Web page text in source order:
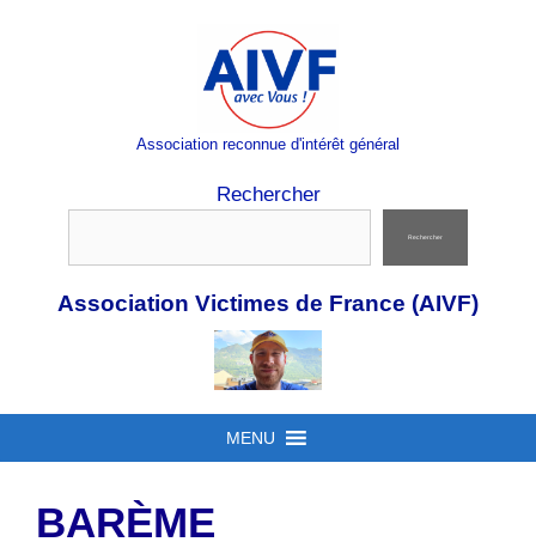
Association reconnue d'intérêt général
Rechercher
Rechercher
Association Victimes de France (AIVF)
MENU
BARÈME